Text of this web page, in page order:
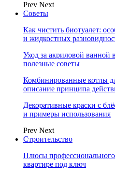
Prev Next
Советы
Как чистить биотуалет:
и жидкостных
Уход за акриловой ванной
полезные советы
Комбинированные котлы
описание принципа
Декоративные краски с
и примеры использования
Prev Next
Строительство
Плюсы
квартире под ключ